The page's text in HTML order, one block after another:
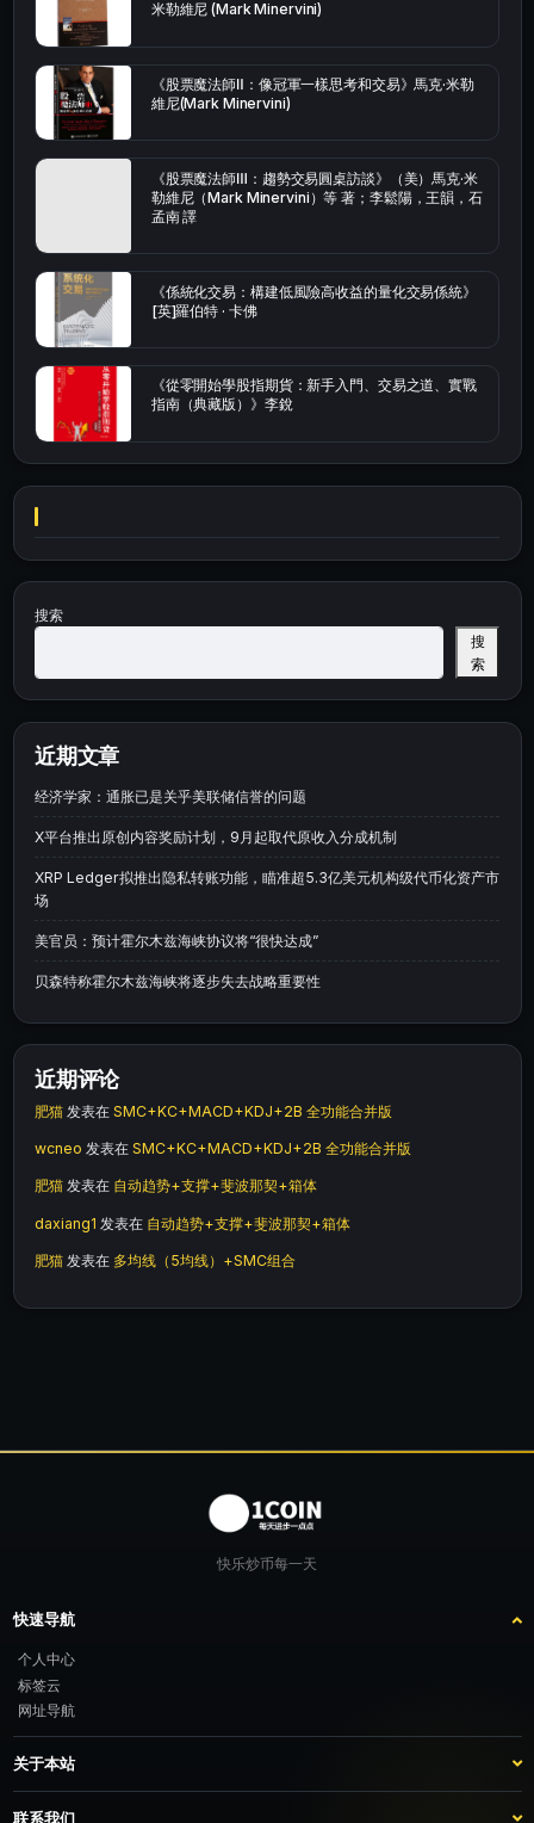
米勒維尼 (Mark Minervini)
《股票魔法師Ⅱ：像冠軍一樣思考和交易》馬克·米勒
維尼(Mark Minervini)
《股票魔法師Ⅲ：趨勢交易圓桌訪談》（美）馬克·米
勒維尼（Mark Minervini）等 著；李鬆陽，王韻，石
孟南 譯
《係統化交易：構建低風險高收益的量化交易係統》
[英]羅伯特 · 卡佛
《從零開始學股指期貨：新手入門、交易之道、實戰
指南（典藏版）》李銳
搜索
搜
索
近期文章
经济学家：通胀已是关乎美联储信誉的问题
X平台推出原创内容奖励计划，9月起取代原收入分成机制
XRP Ledger拟推出隐私转账功能，瞄准超5.3亿美元机构级代币化资产市
场
美官员：预计霍尔木兹海峡协议将“很快达成”
贝森特称霍尔木兹海峡将逐步失去战略重要性
近期评论
肥猫 发表在 SMC+KC+MACD+KDJ+2B 全功能合并版
wcneo 发表在 SMC+KC+MACD+KDJ+2B 全功能合并版
肥猫 发表在 自动趋势+支撑+斐波那契+箱体
daxiang1 发表在 自动趋势+支撑+斐波那契+箱体
肥猫 发表在 多均线（5均线）+SMC组合
快乐炒币每一天
快速导航
个人中心
标签云
网址导航
关于本站
站点介绍
客服咨询
联系我们